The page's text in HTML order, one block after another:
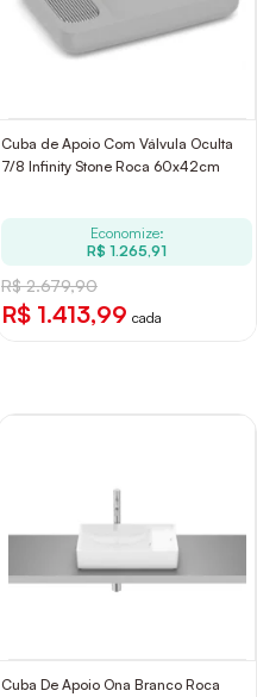
Cuba de Apoio Com Válvula Oculta
7/8 Infinity Stone Roca 60x42cm
Economize:
R$ 1.265,91
R$ 2.679,90
R$ 1.413,99 cada
Cuba De Apoio Ona Branco Roca